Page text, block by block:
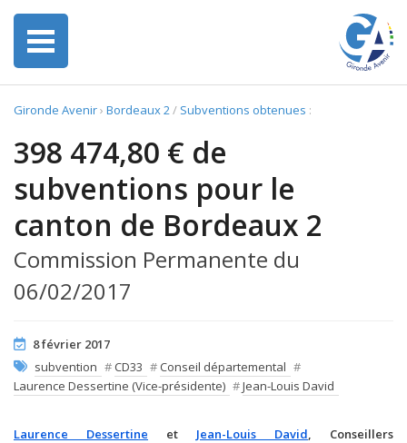
Gironde Avenir› Bordeaux 2/ Subventions obtenues :
398 474,80 € de
subventions pour le
canton de Bordeaux 2
Commission Permanente du
06/02/2017
8 février 2017
subvention # CD33 # Conseil départemental #
Laurence Dessertine (Vice-présidente) #Jean-Louis David
Laurence Dessertine et Jean-Louis David, Conseillers